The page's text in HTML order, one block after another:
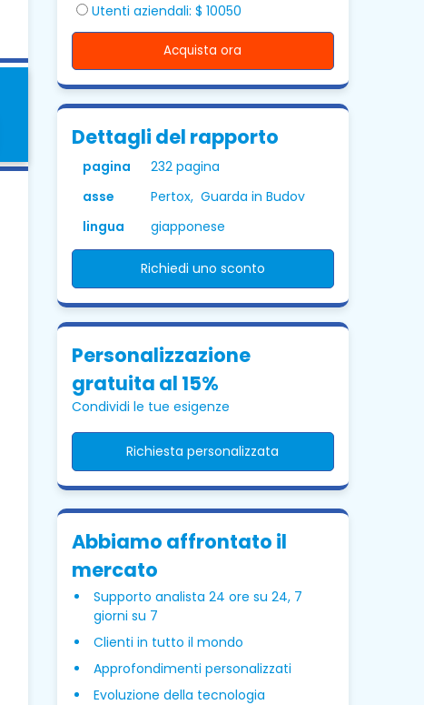
Utenti aziendali: $ 10050
Acquista ora
Dettagli del rapporto
pagina
232 pagina
asse
Pertox, Guarda in Budov
lingua
giapponese
Richiedi uno sconto
Personalizzazione
gratuita al 15%
Condividi le tue esigenze
Richiesta personalizzata
Abbiamo affrontato il
mercato
Supporto analista 24 ore su 24, 7
giorni su 7
Clienti in tutto il mondo
Approfondimenti personalizzati
Evoluzione della tecnologia